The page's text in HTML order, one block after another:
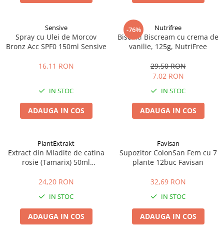
Sensive
Spray cu Ulei de Morcov
Bronz Acc SPF0 150ml Sensive
16,11 RON
IN STOC
ADAUGA IN COS
-76% Nutrifree
Biscuiti Biscream cu crema de
vanilie, 125g, NutriFree
29,50 RON
7,02 RON
IN STOC
ADAUGA IN COS
PlantExtrakt
Extract din Mladite de catina
rosie (Tamarix) 50ml
24,20 RON
IN STOC
ADAUGA IN COS
Favisan
Supozitor ColonSan Fem cu 7
plante 12buc Favisan
32,69 RON
IN STOC
ADAUGA IN COS